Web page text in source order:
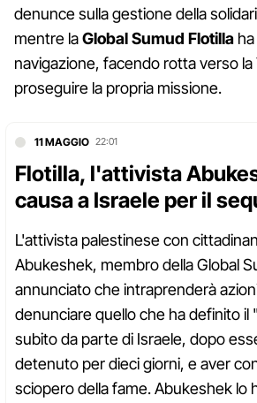
denunce sulla gestione della
mentre laGlobal Sumud Flotilla
navigazione, facendo rotta verso la
proseguire la propria missione.
11 MAGGIO 22:01
Flotilla, l'attivista
causa a Israele per il
L'attivista palestinese con
Abukeshek, membro della Global
annunciato che intraprenderà
denunciare quello che ha definito il
subito da parte di Israele, dopo
detenuto per dieci giorni, e aver
sciopero della fame. Abukeshek lo